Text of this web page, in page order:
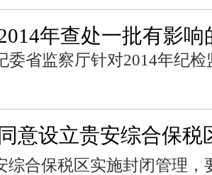
年查处一批有影
委省监察厅针对2014年纪
意设立贵安综合保税
综合保税区实施封闭管理，